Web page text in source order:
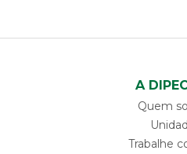
A
Quem
Trabalhe